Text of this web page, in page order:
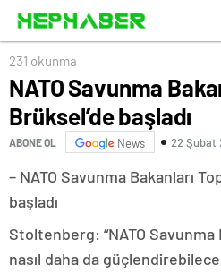
231 okunma
NATO Savunma
Brüksel’de başladı
ABONE OL News 22 Şubat
– NATO Savunma Bakanları
başladı
Stoltenberg: “NATO Savunma
nasıl daha da